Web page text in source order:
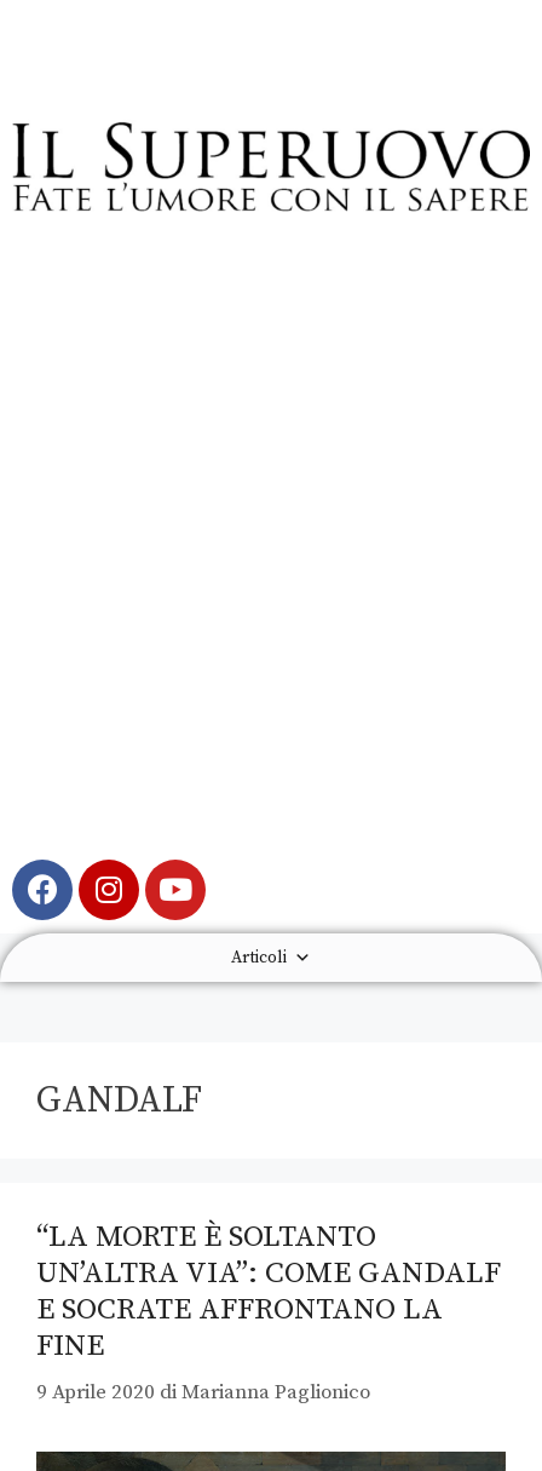
Articoli
GANDALF
“LA MORTE È SOLTANTO
UN’ALTRA VIA”: COME GANDALF
E SOCRATE AFFRONTANO LA
FINE
9 Aprile 2020 diMarianna Paglionico